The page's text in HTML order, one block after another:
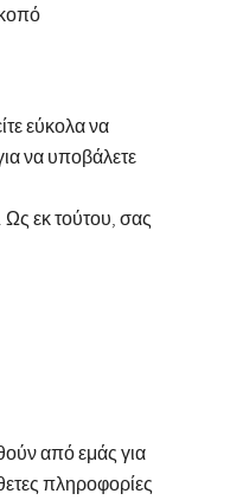
εύκολα να
να υποβάλετε
εκ τούτου, σας
από εμάς για
πληροφορίες